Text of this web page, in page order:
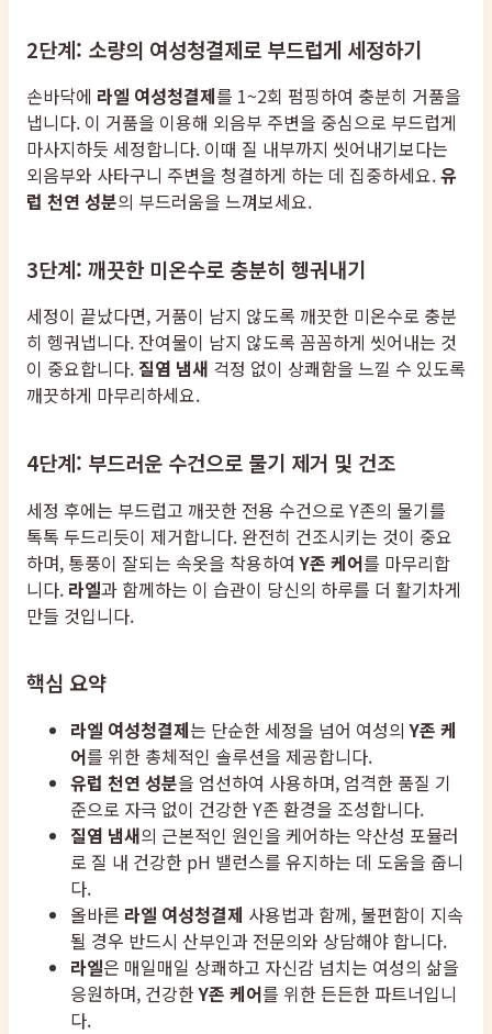
2단계: 소량의 여성청결제로 부드럽게 세정하기
손바닥에 라엘 여성청결제를 1~2회 펌핑하여 충분히 거품을
냅니다. 이 거품을 이용해 외음부 주변을 중심으로 부드럽게
마사지하듯 세정합니다. 이때 질 내부까지 씻어내기보다는
외음부와 사타구니 주변을 청결하게 하는 데 집중하세요.유
럽 천연 성분의 부드러움을 느껴보세요.
3단계: 깨끗한 미온수로 충분히 헹궈내기
세정이 끝났다면, 거품이 남지 않도록 깨끗한 미온수로 충분
히 헹궈냅니다. 잔여물이 남지 않도록 꼼꼼하게 씻어내는 것
이 중요합니다. 질염 냄새 걱정 없이 상쾌함을 느낄 수 있도록
깨끗하게 마무리하세요.
4단계: 부드러운 수건으로 물기 제거 및 건조
세정 후에는 부드럽고 깨끗한 전용 수건으로 Y존의 물기를
톡톡 두드리듯이 제거합니다. 완전히 건조시키는 것이 중요
하며, 통풍이 잘되는 속옷을 착용하여Y존 케어를 마무리합
니다. 라엘과 함께하는 이 습관이 당신의 하루를 더 활기차게
만들 것입니다.
핵심 요약
라엘 여성청결제는 단순한 세정을 넘어 여성의Y존 케
어를 위한 총체적인 솔루션을 제공합니다.
유럽 천연 성분을 엄선하여 사용하며, 엄격한 품질 기
준으로 자극 없이 건강한 Y존 환경을 조성합니다.
질염 냄새의 근본적인 원인을 케어하는 약산성 포뮬러
로 질 내 건강한 pH 밸런스를 유지하는 데 도움을 줍니
다.
올바른 라엘 여성청결제 사용법과 함께, 불편함이 지속
될 경우 반드시 산부인과 전문의와 상담해야 합니다.
라엘은 매일매일 상쾌하고 자신감 넘치는 여성의 삶을
응원하며, 건강한Y존 케어를 위한 든든한 파트너입니
다.